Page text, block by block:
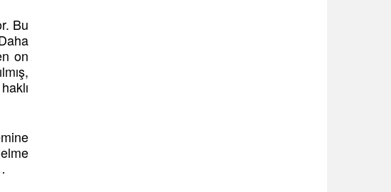
Bu
on